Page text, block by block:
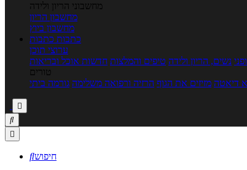
מחשבוני הריון ולידה
מחשבון הריון
מחשבון ביוץ
כתבות כתבות
ערוצי תוכן
נשים, הריון ולידה טיפים והמלצות חדשות אוכל ובריאות
טורים
דיאטה מזיזים את הגוף הרזיה ורפואה משלימה גורמה ביתי



חיפוש